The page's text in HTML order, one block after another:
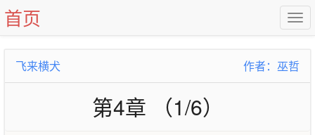
首页
飞来横犬 作者：巫哲
第4章 （1/6）